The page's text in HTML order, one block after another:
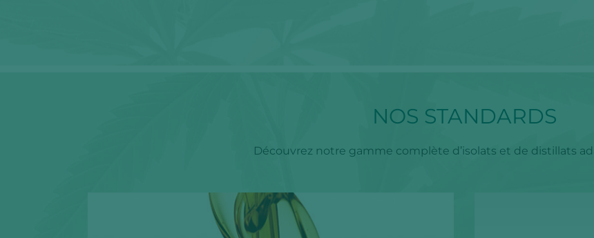
NOS STANDARDS
Découvrez notre gamme complète d’isolats et de distillats